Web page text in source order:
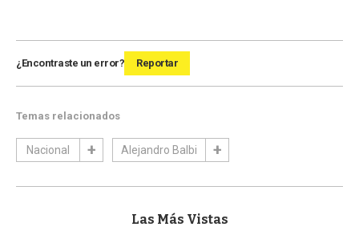
¿Encontraste un error? Reportar
Temas relacionados
Nacional Alejandro Balbi
Las Más Vistas